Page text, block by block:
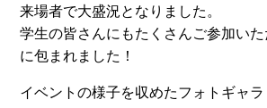
来場者で大盛況となりました。
学生の皆さんにもたくさんご参加い
に包まれました！
イベントの様子を収めたフォトギャ